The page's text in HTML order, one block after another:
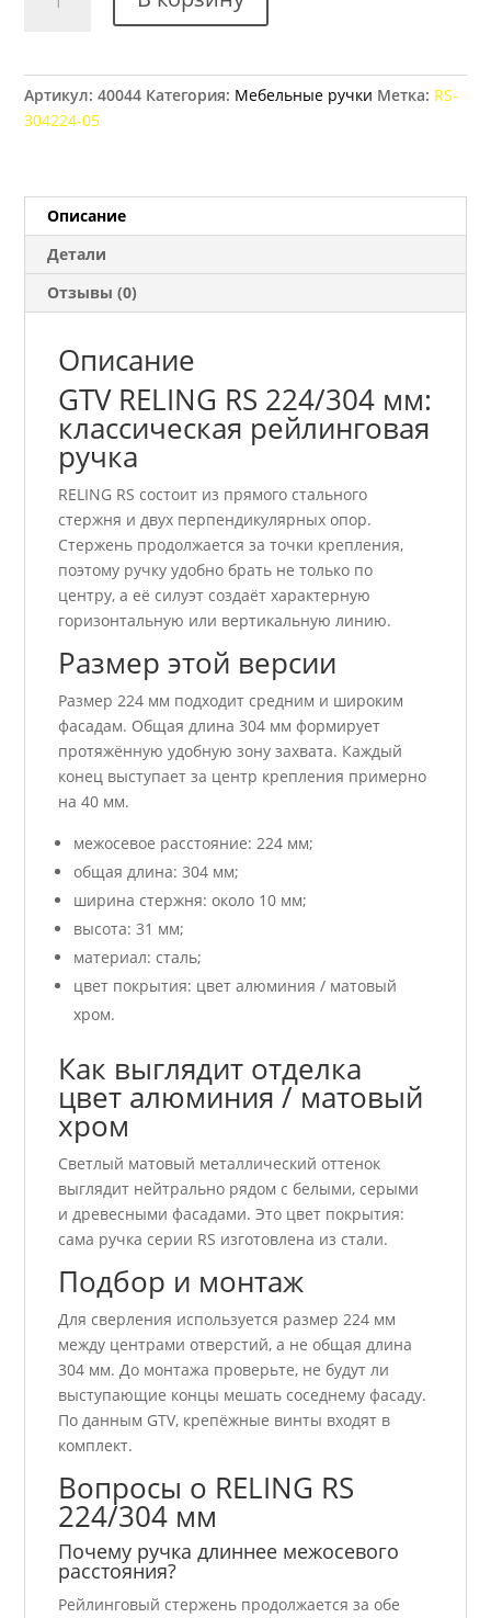
товара
RELING
алюминий
Артикул:40044 Категория: Мебельные ручки Метка: RS-
304224-05
Описание
Детали
Отзывы (0)
Описание
GTV RELING RS 224/304 мм:
классическая рейлинговая
ручка
RELING RS состоит из прямого стального
стержня и двух перпендикулярных опор.
Стержень продолжается за точки крепления,
поэтому ручку удобно брать не только по
центру, а её силуэт создаёт характерную
горизонтальную или вертикальную линию.
Размер этой версии
Размер 224 мм подходит средним и широким
фасадам. Общая длина 304 мм формирует
протяжённую удобную зону захвата. Каждый
конец выступает за центр крепления примерно
на 40 мм.
межосевое расстояние: 224 мм;
общая длина: 304 мм;
ширина стержня: около 10 мм;
высота: 31 мм;
материал: сталь;
цвет покрытия: цвет алюминия / матовый
хром.
Как выглядит отделка
цвет алюминия / матовый
хром
Светлый матовый металлический оттенок
выглядит нейтрально рядом с белыми, серыми
и древесными фасадами. Это цвет покрытия:
сама ручка серии RS изготовлена из стали.
Подбор и монтаж
Для сверления используется размер 224 мм
между центрами отверстий, а не общая длина
304 мм. До монтажа проверьте, не будут ли
выступающие концы мешать соседнему фасаду.
По данным GTV, крепёжные винты входят в
комплект.
Вопросы о RELING RS
224/304 мм
Почему ручка длиннее межосевого
расстояния?
Рейлинговый стержень продолжается за обе